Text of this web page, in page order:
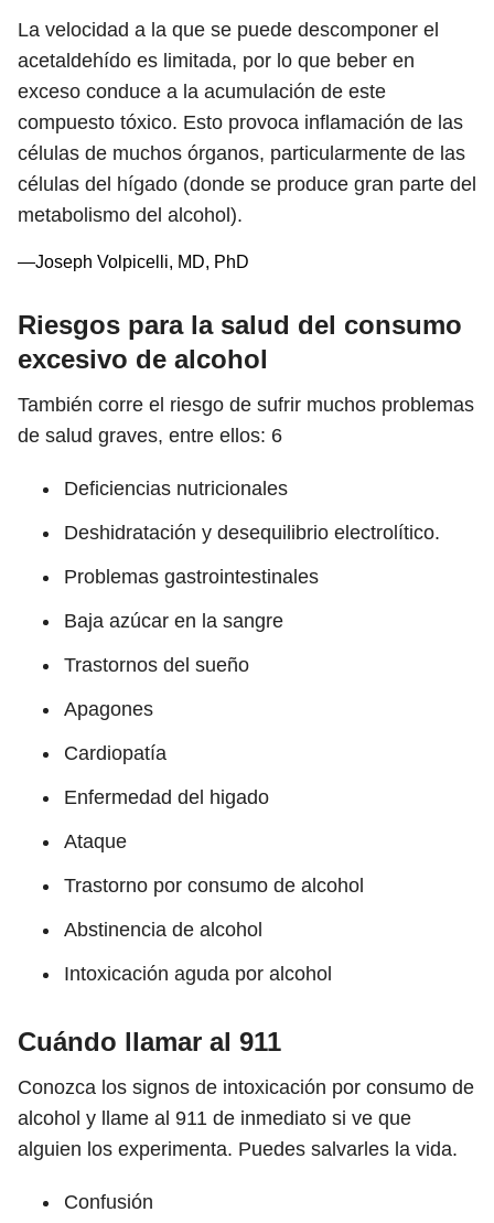
La velocidad a la que se puede descomponer el
acetaldehído es limitada, por lo que beber en
exceso conduce a la acumulación de este
compuesto tóxico. Esto provoca inflamación de las
células de muchos órganos, particularmente de las
células del hígado (donde se produce gran parte del
metabolismo del alcohol).
—Joseph Volpicelli, MD, PhD
Riesgos para la salud del consumo
excesivo de alcohol
También corre el riesgo de sufrir muchos problemas
de salud graves, entre ellos: 6
Deficiencias nutricionales
Deshidratación y desequilibrio electrolítico.
Problemas gastrointestinales
Baja azúcar en la sangre
Trastornos del sueño
Apagones
Cardiopatía
Enfermedad del higado
Ataque
Trastorno por consumo de alcohol
Abstinencia de alcohol
Intoxicación aguda por alcohol
Cuándo llamar al 911
Conozca los signos de intoxicación por consumo de
alcohol y llame al 911 de inmediato si ve que
alguien los experimenta. Puedes salvarles la vida.
Confusión